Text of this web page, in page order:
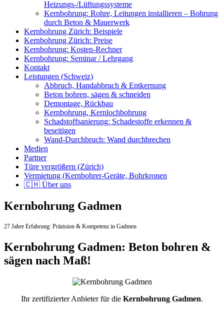
Heizungs-/Lüftungssysteme
Kernbohrung: Rohre, Leitungen installieren – Bohrung
durch Beton & Mauerwerk
Kernbohrung Zürich: Beispiele
Kernbohrung Zürich: Preise
Kernbohrung: Kosten-Rechner
Kernbohrung: Seminar / Lehrgang
Kontakt
Leistungen (Schweiz)
Abbruch, Handabbruch & Entkernung
Beton bohren, sägen & schneiden
Demontage, Rückbau
Kernbohrung, Kernlochbohrung
Schadstoffsanierung: Schadestoffe erkennen &
beseitigen
Wand-Durchbruch: Wand durchbrechen
Medien
Partner
Türe vergrößern (Zürich)
Vermietung (Kernbohrer-Geräte, Bohrkronen
🇨🇭 Über uns
Kernbohrung Gadmen
27 Jahre Erfahrung: Präzision & Kompetenz in Gadmen
Kernbohrung Gadmen: Beton bohren &
sägen nach Maß!
Ihr zertifizierter Anbieter für die Kernbohrung Gadmen.